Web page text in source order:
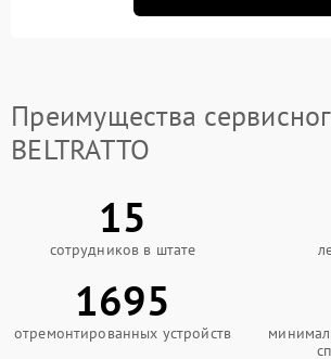
Преимущества
BELTRATTO
15
сотрудников в штате
1695
отремонтированных устройств